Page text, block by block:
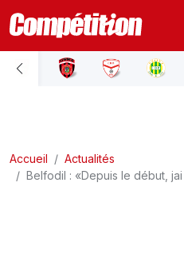
ACCUEIL
LIGUE 2
Accueil
Actualités
Belfodil : «Depuis le début, jai